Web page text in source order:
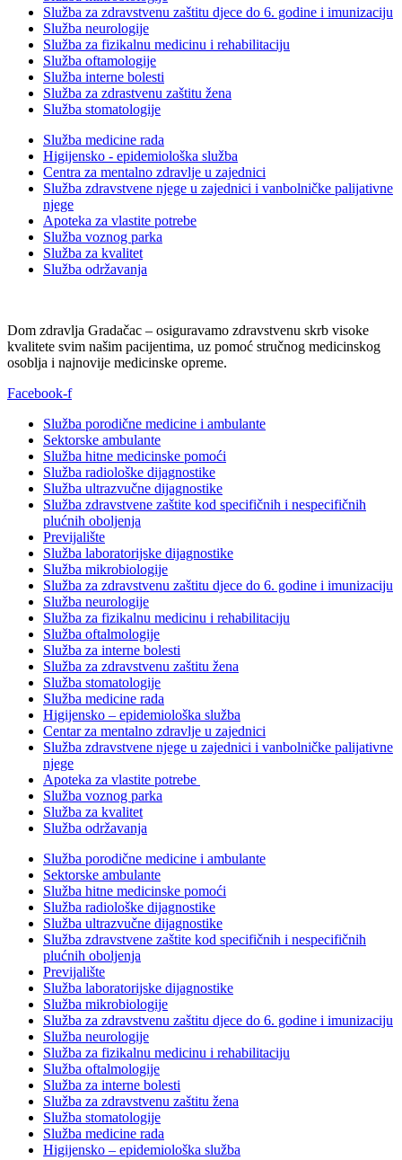
Služba za zdravstvenu zaštitu djece do 6. godine i imunizaciju
Služba neurologije
Služba za fizikalnu medicinu i rehabilitaciju
Služba oftamologije
Služba interne bolesti
Služba za zdrastvenu zaštitu žena
Služba stomatologije
Služba medicine rada
Higijensko - epidemiološka služba
Centra za mentalno zdravlje u zajednici
Služba zdravstvene njege u zajednici i vanbolničke palijativne
njege
Apoteka za vlastite potrebe
Služba voznog parka
Služba za kvalitet
Služba održavanja
Dom zdravlja Gradačac – osiguravamo zdravstvenu skrb visoke
kvalitete svim našim pacijentima, uz pomoć stručnog medicinskog
osoblja i najnovije medicinske opreme.
Facebook-f
Služba porodične medicine i ambulante
Sektorske ambulante
Služba hitne medicinske pomoći
Služba radiološke dijagnostike
Služba ultrazvučne dijagnostike
Služba zdravstvene zaštite kod specifičnih i nespecifičnih
plućnih oboljenja
Previjalište
Služba laboratorijske dijagnostike
Služba mikrobiologije
Služba za zdravstvenu zaštitu djece do 6. godine i imunizaciju
Služba neurologije
Služba za fizikalnu medicinu i rehabilitaciju
Služba oftalmologije
Služba za interne bolesti
Služba za zdravstvenu zaštitu žena
Služba stomatologije
Služba medicine rada
Higijensko – epidemiološka služba
Centar za mentalno zdravlje u zajednici
Služba zdravstvene njege u zajednici i vanbolničke palijativne
njege
Apoteka za vlastite potrebe
Služba voznog parka
Služba za kvalitet
Služba održavanja
Služba porodične medicine i ambulante
Sektorske ambulante
Služba hitne medicinske pomoći
Služba radiološke dijagnostike
Služba ultrazvučne dijagnostike
Služba zdravstvene zaštite kod specifičnih i nespecifičnih
plućnih oboljenja
Previjalište
Služba laboratorijske dijagnostike
Služba mikrobiologije
Služba za zdravstvenu zaštitu djece do 6. godine i imunizaciju
Služba neurologije
Služba za fizikalnu medicinu i rehabilitaciju
Služba oftalmologije
Služba za interne bolesti
Služba za zdravstvenu zaštitu žena
Služba stomatologije
Služba medicine rada
Higijensko – epidemiološka služba